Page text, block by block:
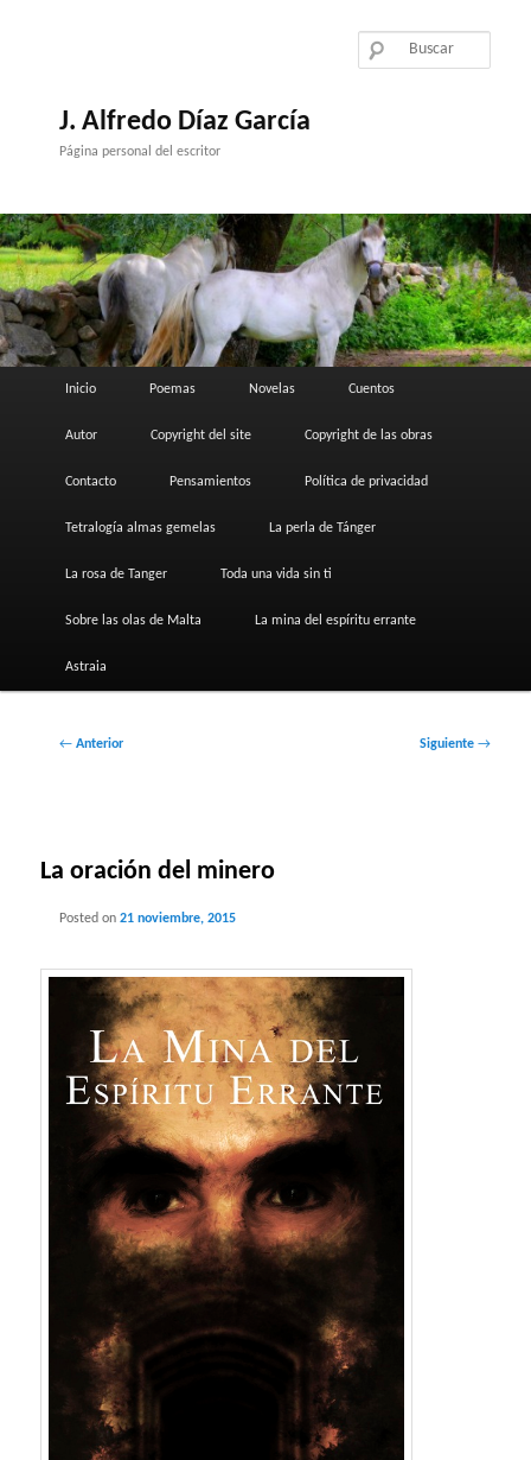
J. Alfredo Díaz García
Página personal del escritor
Inicio Poemas Novelas Cuentos
Autor Copyright del site Copyright de las obras
Contacto Pensamientos Política de privacidad
Tetralogía almas gemelas La perla de Tánger
La rosa de Tanger Toda una vida sin ti
Sobre las olas de Malta La mina del espíritu errante
Astraia
Navegación
← Anterior Siguiente →
La oración del minero
Posted on21 noviembre, 2015